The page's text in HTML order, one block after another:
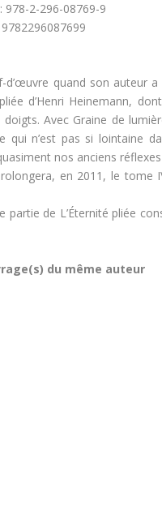
978-2-296-08769-9
9782296087699
quand son auteur
d’Henri Heinemann,
Avec Graine de
qui n’est pas si lointaine
nos anciens
en 2011, le tome
de L’Éternité pliée
du même auteur